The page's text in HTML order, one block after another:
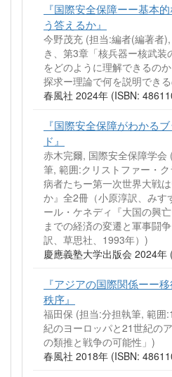
『国際安全保障ーー基本
う答えるか』
今野茂充 (担当:編者(編著者
き、第3章「核兵器ー核武装
をどのように理解できるの
探求ー理論で何を説明でき
春風社 2024年 (ISBN:
『国際安全保障がわかる
ド』
赤木完爾, 国際安全保障学会
筆, 範囲:クリストファー・
病者たちー第一次世界大戦
か』全2冊（小原淳訳、みす
ール・ケネディ『大国の興
までの経済の変遷と軍事闘
訳、草思社、1993年）)
慶應義塾大学出版会 2024
『アジアの国際関係ーー
秩序』
福田保 (担当:分担執筆, 範囲
紀のヨーロッパと21世紀の
の類推と戦争の可能性」)
春風社 2018年 (ISBN: